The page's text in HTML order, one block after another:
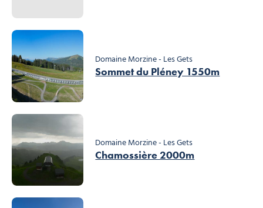
Domaine Morzine - Les Gets
Sommet du Pléney 1550m
Domaine Morzine - Les Gets
Chamossière 2000m